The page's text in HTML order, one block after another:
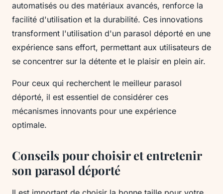
automatisés ou des matériaux avancés, renforce la
facilité d'utilisation et la durabilité. Ces innovations
transforment l'utilisation d'un parasol déporté en une
expérience sans effort, permettant aux utilisateurs de
se concentrer sur la détente et le plaisir en plein air.
Pour ceux qui recherchent le meilleur parasol
déporté, il est essentiel de considérer ces
mécanismes innovants pour une expérience
optimale.
Conseils pour choisir et entretenir
son parasol déporté